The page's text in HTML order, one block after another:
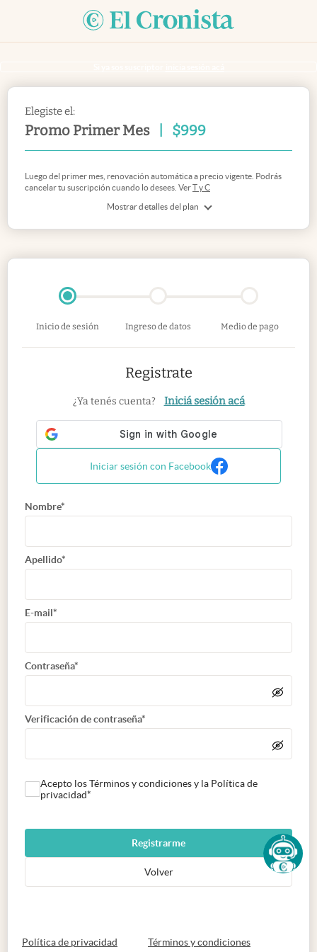
Elegiste el:
Promo Primer Mes $999
Mostrar detalles del plan
Luego del primer mes, renovación automática a precio vigente. Podrás
cancelar tu suscripción cuando lo desees. VerT y C
Inicio de sesión Ingreso de datos Medio de pago
Registrate
¿Ya tenés cuenta? Iniciá sesión acá
Iniciar sesión con Facebook
Nombre*
Apellido*
E-mail*
Contraseña*
Verificación de contraseña*
Acepto los Términos y condiciones y la Política de
privacidad*
Registrarme
Volver
Política de privacidad abre en nueva pestaña
Términos y condicionesabre en nueva